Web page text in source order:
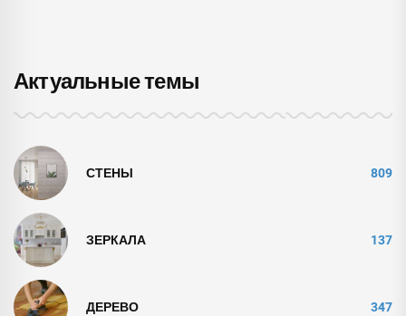
Актуальные темы
СТЕНЫ 809
ЗЕРКАЛА 137
ДЕРЕВО 347